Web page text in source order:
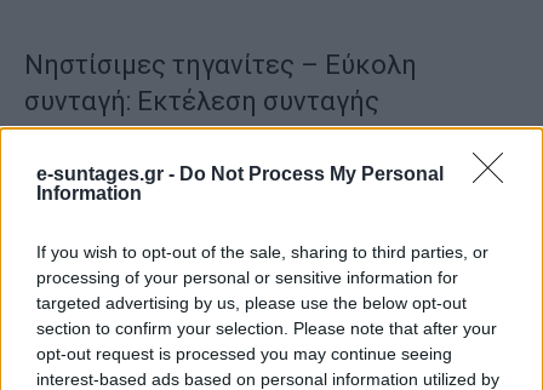
e-suntages.gr - Do Not Process My Personal
Information
If you wish to opt-out of the sale, sharing to third parties, or
processing of your personal or sensitive information for
targeted advertising by us, please use the below opt-out
section to confirm your selection. Please note that after your
opt-out request is processed you may continue seeing
interest-based ads based on personal information utilized by
Νηστίσιμες τηγανίτες – Εύκολη
συνταγή: Εκτέλεση συνταγής
αλεύρι, τον χυμό, το ξύσμα, τη ζάχαρη και σιγά-σιγά το νερό.
ένα σωστό χυλό (σ.σ. όχι πάρα πολύ υδαρή, ούτε όμως και
σφιχτό). – Ρίχνουμε ελάχιστο σπορέλαιο σε ένα
αντικολλητικό τηγάνι. – Βάζουμε, το σπορέλαιό μας, στη
φωτιά. – Όταν κάψει, ρίχνουμε κουταλιές από τον χυλό. –
Γυρίζουμε και από την άλλη μεριά τις τηγανίτες μας για να